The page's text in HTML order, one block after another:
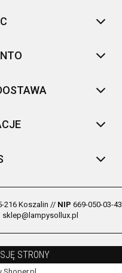
216 Koszalin // NIP 669-050-03-43
sklep@lampysollux.pl
STRONY